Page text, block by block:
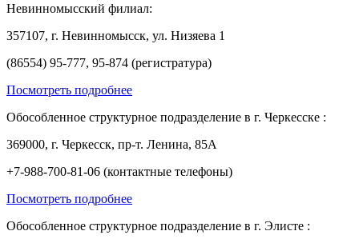
Невинномысский филиал:
357107, г. Невинномысск, ул. Низяева 1
(86554) 95-777, 95-874 (регистратура)
Посмотреть подробнее
Обособленное структурное подразделение в г. Черкесске :
369000, г. Черкесск, пр-т. Ленина, 85А
+7-988-700-81-06 (контактные телефоны)
Посмотреть подробнее
Обособленное структурное подразделение в г. Элисте :